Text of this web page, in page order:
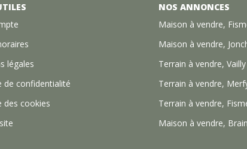
légales
de confidentialité
des cookies
NOS ANNONCES
Maison à vendre,
Maison à vendre,
Terrain à vendre,
Terrain à vendre,
Terrain à vendre,
Maison à vendre,